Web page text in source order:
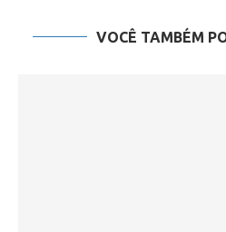
VOCÊ TAMBÉM